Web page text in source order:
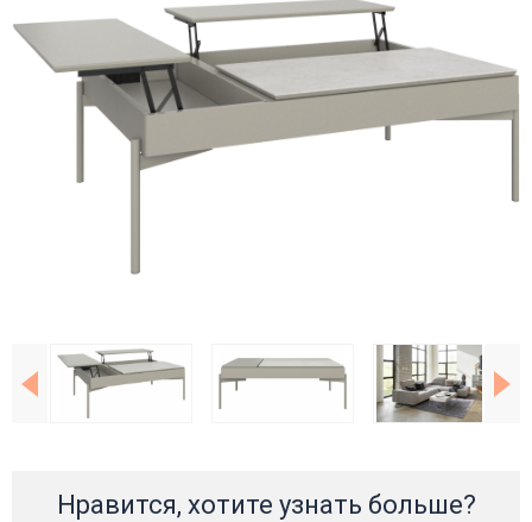
Нравится, хотите узнать больше?